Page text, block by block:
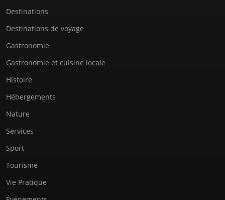
Destinations
Destinations de voyage
Gastronomie
Gastronomie et cuisine locale
Histoire
Hébergements
Nature
Services
Sport
Tourisme
Vie Pratique